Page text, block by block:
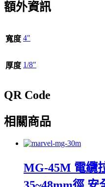
額外資訊
寬度 4"
厚度 1/8"
QR Code
相關商品
MG-45M 電纜